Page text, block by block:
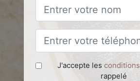
J'accepte les conditions
rappelé